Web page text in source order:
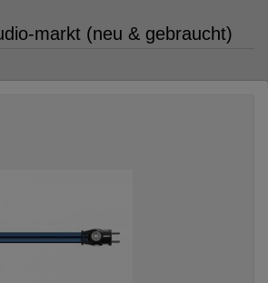
markt (neu & gebraucht)